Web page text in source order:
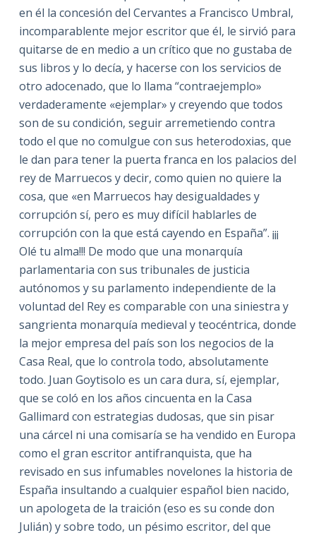
en él la concesión del Cervantes a Francisco Umbral,
incomparablente mejor escritor que él, le sirvió para
quitarse de en medio a un crítico que no gustaba de
sus libros y lo decía, y hacerse con los servicios de
otro adocenado, que lo llama “contraejemplo»
verdaderamente «ejemplar» y creyendo que todos
son de su condición, seguir arremetiendo contra
todo el que no comulgue con sus heterodoxias, que
le dan para tener la puerta franca en los palacios del
rey de Marruecos y decir, como quien no quiere la
cosa, que «en Marruecos hay desigualdades y
corrupción sí, pero es muy difícil hablarles de
corrupción con la que está cayendo en España”. ¡¡¡
Olé tu alma!!! De modo que una monarquía
parlamentaria con sus tribunales de justicia
autónomos y su parlamento independiente de la
voluntad del Rey es comparable con una siniestra y
sangrienta monarquía medieval y teocéntrica, donde
la mejor empresa del país son los negocios de la
Casa Real, que lo controla todo, absolutamente
todo. Juan Goytisolo es un cara dura, sí, ejemplar,
que se coló en los años cincuenta en la Casa
Gallimard con estrategias dudosas, que sin pisar
una cárcel ni una comisaría se ha vendido en Europa
como el gran escritor antifranquista, que ha
revisado en sus infumables novelones la historia de
España insultando a cualquier español bien nacido,
un apologeta de la traición (eso es su conde don
Julián) y sobre todo, un pésimo escritor, del que